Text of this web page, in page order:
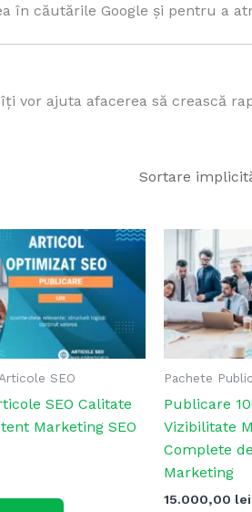
în căutările Google și pentru a
vor ajuta afacerea să crească
SEO
SEO Calitate
Marketing SEO
Pachete
Publicare
Vizibilitate
Complete
Marketing
15.000,00 lei